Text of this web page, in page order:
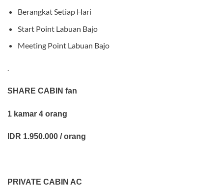
Berangkat Setiap Hari
Start Point Labuan Bajo
Meeting Point Labuan Bajo
.
SHARE CABIN fan
1 kamar 4 orang
IDR 1.950.000 / orang
PRIVATE CABIN AC